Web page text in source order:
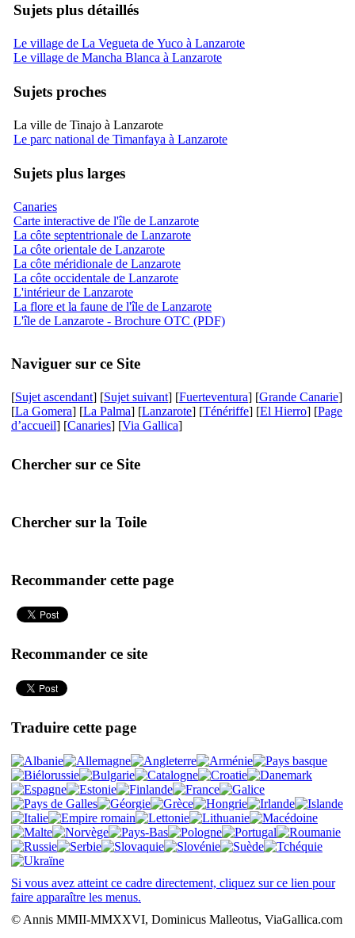
Sujets plus détaillés
Le village de La Vegueta de Yuco à Lanzarote
Le village de Mancha Blanca à Lanzarote
Sujets proches
La ville de Tinajo à Lanzarote
Le parc national de Timanfaya à Lanzarote
Sujets plus larges
Canaries
Carte interactive de l'île de Lanzarote
La côte septentrionale de Lanzarote
La côte orientale de Lanzarote
La côte méridionale de Lanzarote
La côte occidentale de Lanzarote
L'intérieur de Lanzarote
La flore et la faune de l'île de Lanzarote
L'île de Lanzarote - Brochure OTC (PDF)
Naviguer sur ce Site
[Sujet ascendant] [Sujet suivant] [Fuerteventura] [Grande Canarie]
[La Gomera] [La Palma] [Lanzarote] [Ténériffe] [El Hierro] [Page
d’accueil] [Canaries] [Via Gallica]
Chercher sur ce Site
Chercher sur la Toile
Recommander cette page
Recommander ce site
Traduire cette page
Si vous avez atteint ce cadre directement, cliquez sur ce lien pour
faire apparaître les menus.
© Annis MMII-MMXXVI, Dominicus Malleotus, ViaGallica.com